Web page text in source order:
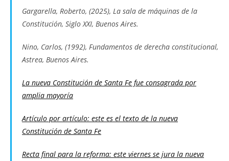
Gargarella, Roberto, (2025), La sala de máquinas de la
Constitución, Siglo XXI, Buenos Aires.
Nino, Carlos, (1992), Fundamentos de derecha constitucional,
Astrea, Buenos Aires.
La nueva Constitución de Santa Fe fue consagrada por
amplia mayoría
Artículo por artículo: este es el texto de la nueva
Constitución de Santa Fe
Recta final para la reforma: este viernes se jura la nueva